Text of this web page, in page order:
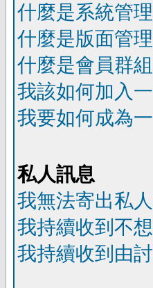
什麼是系統管
什麼是版面管
什麼是會員群
我該如何加入
我要如何成為
私人訊息
我無法寄出私
我持續收到不
我持續收到由